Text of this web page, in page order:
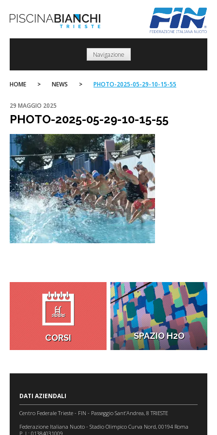
to
Navigazione
HOME > NEWS > PHOTO-2025-05-29-10-15-55
29 MAGGIO 2025
PHOTO-2025-05-29-10-15-55
CORSI SPAZIO H2O
DATI AZIENDALI
Centro Federale Trieste - FIN - Passeggio Sant’Andrea, 8 TRIESTE
Federazione Italiana Nuoto - Stadio Olimpico Curva Nord, 00194 Roma
P. I.: 01384031009